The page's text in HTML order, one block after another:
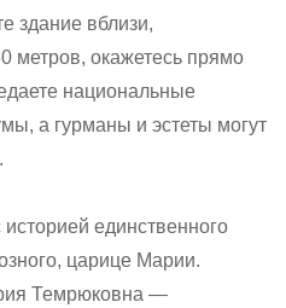
здание вблизи,
метров, окажетесь прямо
национальные
а гурманы и эстеты могут
единственного
царице Марии.
Темрюковна —